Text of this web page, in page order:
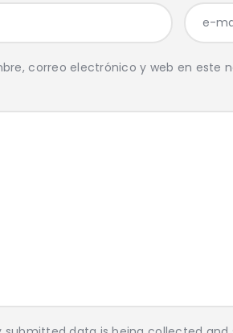
correo electrónico y web en este